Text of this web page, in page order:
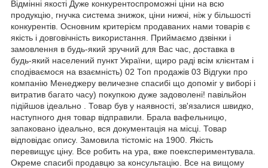
Відмінні якості Дуже конкурентоспроможні ціни на всю
продукцію, гнучка система знижок, ціни нижчі, ніж у більшості
конкурентів. Основним критерієм продаваних нами товарів є
якість і довговічність використання. Приймаємо дзвінки і
замовлення в будь-який зручний для Вас час, доставка в
будь-який населений пункт України, щиро раді всім клієнтам і
сподіваємося на взаємність) 02 Топ продажів 03 Відгуки про
компанію Менеджеру величезне спасибі що допоміг у виборі і
витратив багато часу) покупкою дуже задоволені! павільйон
підійшов ідеально . Товар був у наявності, зв'язалися швидко,
наступного дня товар відправили. Брала вафельницю,
запаковано ідеально, вся документація на місці. Товар
відповідає опису. Замовила тістоміс на 1900. Якість
перевищує ціну. Все робить на ура, вже поекспериментувала.
Окреме спасибі продавцю за консультацію. Все на вищому